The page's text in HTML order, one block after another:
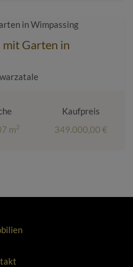
Garten in
m2
Kaufpreis
349.000,00 €